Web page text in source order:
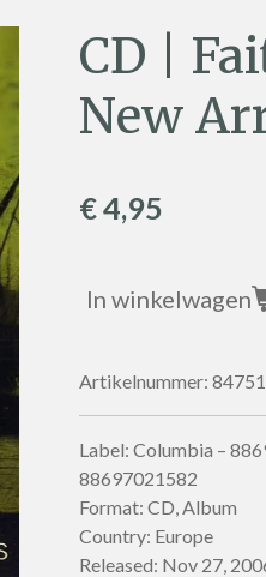
CD |
New
€ 4,95
In winkelwagen
Artikelnummer:
Label: Columbia –
88697021582
Format: CD, Album
Country: Europe
Released: Nov 27,